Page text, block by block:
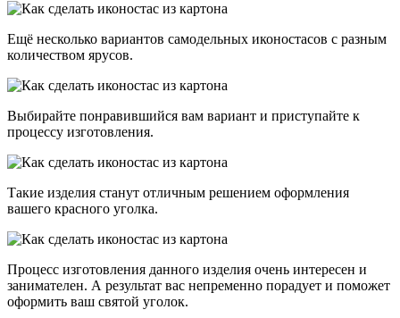
Ещё несколько вариантов самодельных иконостасов с разным
количеством ярусов.
Выбирайте понравившийся вам вариант и приступайте к
процессу изготовления.
Такие изделия станут отличным решением оформления
вашего красного уголка.
Процесс изготовления данного изделия очень интересен и
занимателен. А результат вас непременно порадует и поможет
оформить ваш святой уголок.